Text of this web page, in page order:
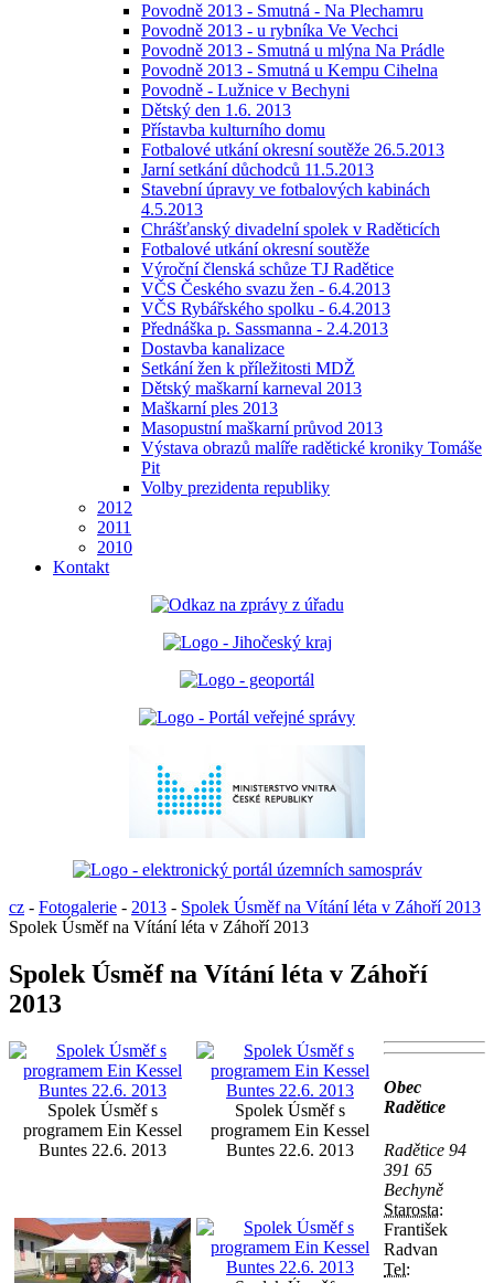
Povodně 2013 - Smutná - Na Plechamru
Povodně 2013 - u rybníka Ve Vechci
Povodně 2013 - Smutná u mlýna Na Prádle
Povodně 2013 - Smutná u Kempu Cihelna
Povodně - Lužnice v Bechyni
Dětský den 1.6. 2013
Přístavba kulturního domu
Fotbalové utkání okresní soutěže 26.5.2013
Jarní setkání důchodců 11.5.2013
Stavební úpravy ve fotbalových kabinách
4.5.2013
Chrášťanský divadelní spolek v Raděticích
Fotbalové utkání okresní soutěže
Výroční členská schůze TJ Radětice
VČS Českého svazu žen - 6.4.2013
VČS Rybářského spolku - 6.4.2013
Přednáška p. Sassmanna - 2.4.2013
Dostavba kanalizace
Setkání žen k příležitosti MDŽ
Dětský maškarní karneval 2013
Maškarní ples 2013
Masopustní maškarní průvod 2013
Výstava obrazů malíře radětické kroniky Tomáše
Pit
Volby prezidenta republiky
2012
2011
2010
Kontakt
cz - Fotogalerie - 2013 - Spolek Úsměf na Vítání léta v Záhoří 2013
Spolek Úsměf na Vítání léta v Záhoří 2013
Spolek Úsměf na Vítání léta v Záhoří
2013
Spolek Úsměf s
programem Ein Kessel
Buntes 22.6. 2013
Spolek Úsměf s
programem Ein Kessel
Buntes 22.6. 2013
Obec
Radětice
Radětice 94
391 65
Bechyně
Starosta:
František
Radvan
Tel: